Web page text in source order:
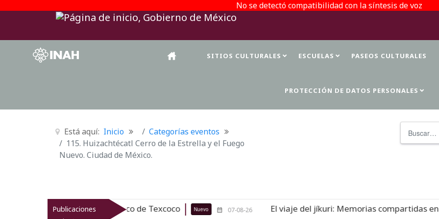
No se detectó compatibilidad con la síntesis de voz
SITIOS CULTURALES ESCUELAS PASEOS CULTURALES
PROTECCIÓN DE DATOS PERSONALES
Está aquí: Inicio
Categorías eventos
115. Huizachtécatl Cerro de la Estrella y el Fuego
Nuevo. Ciudad de México.
Publicaciones
patrimonio arqueológico de Texcoco Nuevo 07-08-26 El viaje del jíkuri: Memorias compartidas en Cueva